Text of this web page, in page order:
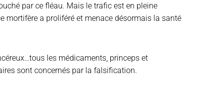
par ce fléau. Mais le trafic est en pleine
mortifère a proliféré et menace désormais la santé
les médicaments, princeps et
sont concernés par la falsification.